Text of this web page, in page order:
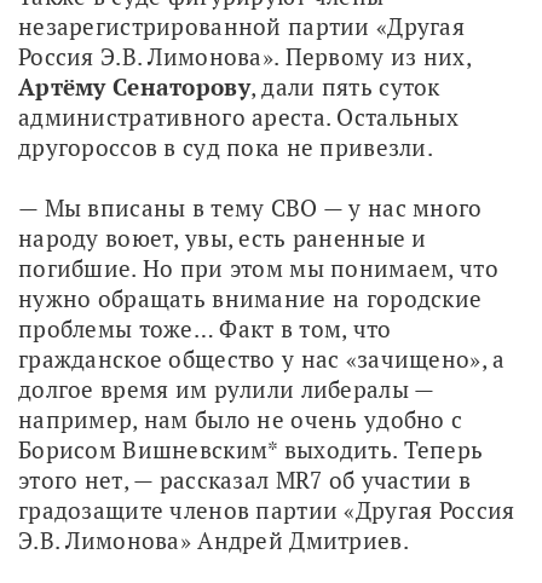
незарегистрированной партии «Другая
Россия Э.В. Лимонова». Первому из них,
Артёму Сенаторову, дали пять суток
административного ареста. Остальных
другороссов в суд пока не привезли.
— Мы вписаны в тему СВО — у нас много
народу воюет, увы, есть раненные и
погибшие. Но при этом мы понимаем, что
нужно обращать внимание на городские
проблемы тоже… Факт в том, что
гражданское общество у нас «зачищено», а
долгое время им рулили либералы —
например, нам было не очень удобно с
Борисом Вишневским* выходить. Теперь
этого нет, — рассказал MR7 об участии в
градозащите членов партии «Другая Россия
Э.В. Лимонова» Андрей Дмитриев.